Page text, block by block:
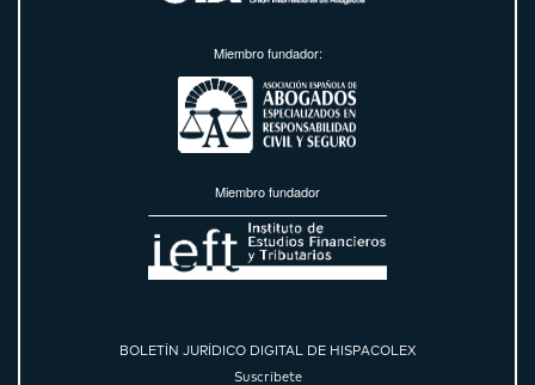
Miembro fundador:
Miembro fundador
BOLETÍN JURÍDICO DIGITAL DE HISPACOLEX
Suscríbete